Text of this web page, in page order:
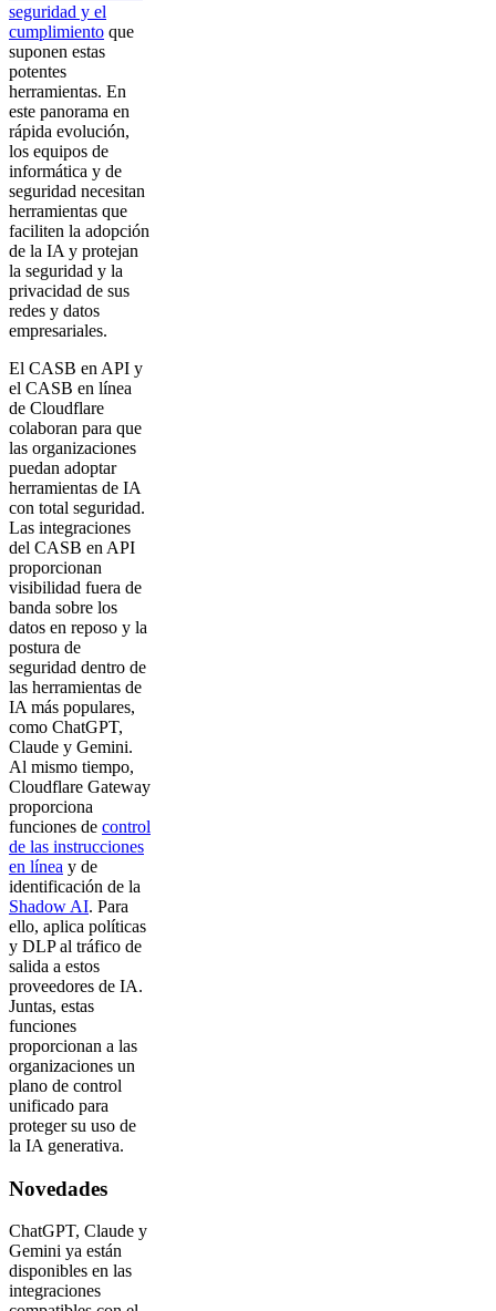
seguridad y el
cumplimiento que
suponen estas
potentes
herramientas. En
este panorama en
rápida evolución,
los equipos de
informática y de
seguridad necesitan
herramientas que
faciliten la adopción
de la IA y protejan
la seguridad y la
privacidad de sus
redes y datos
empresariales.
El CASB en API y
el CASB en línea
de Cloudflare
colaboran para que
las organizaciones
puedan adoptar
herramientas de IA
con total seguridad.
Las integraciones
del CASB en API
proporcionan
visibilidad fuera de
banda sobre los
datos en reposo y la
postura de
seguridad dentro de
las herramientas de
IA más populares,
como ChatGPT,
Claude y Gemini.
Al mismo tiempo,
Cloudflare Gateway
proporciona
funciones de control
de las instrucciones
en línea y de
identificación de la
Shadow AI. Para
ello, aplica políticas
y DLP al tráfico de
salida a estos
proveedores de IA.
Juntas, estas
funciones
proporcionan a las
organizaciones un
plano de control
unificado para
proteger su uso de
la IA generativa.
Novedades
ChatGPT, Claude y
Gemini ya están
disponibles en las
integraciones